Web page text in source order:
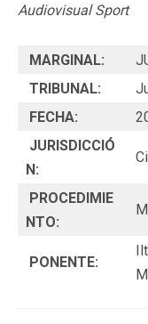
Audiovisual Sport
MARGINAL:
TRIBUNAL:
FECHA:
JURISDICCIÓ
N:
PROCEDIMIE
NTO:
PONENTE: